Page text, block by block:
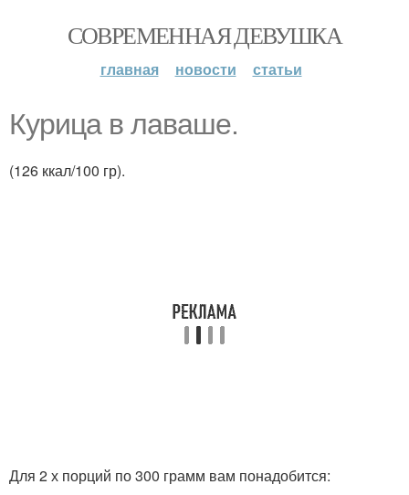
СОВРЕМЕННАЯ ДЕВУШКА
главная новости статьи
Курица в лаваше.
(126 ккал/100 гр).
Для 2 х порций по 300 грамм вам понадобится: